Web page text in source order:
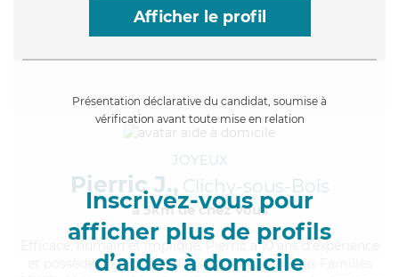
Afficher le profil
Présentation déclarative du candidat, soumise à
vérification avant toute mise en relation
Inscrivez-vous pour
afficher plus de profils
d’aides à domicile
JOYEUX
Pierric J., Clichy-sous-Bois
à 5km de chez Vous
, humain et impliqué, Pierric a 10 ans d'expérience
et possède un diplôme d'Assistante De Vie aux Familles